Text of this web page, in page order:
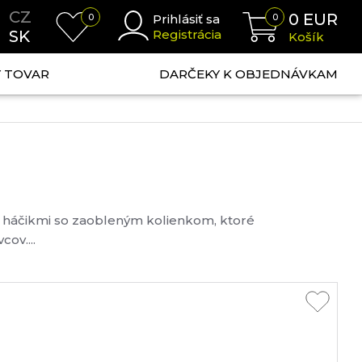
CZ
SK
0
Prihlásiť sa
Registrácia
0 0 EUR
Košík
TOVAR DARČEKY K OBJEDNÁVKAM
so zaobleným kolienkom, ktoré